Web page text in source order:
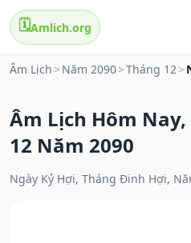
🗓️Amlich.org
Âm Lịch > Năm 2090>Tháng 12>
Âm Lịch Hôm
12 Năm 2090
Ngày Kỷ Hợi, Tháng Đinh Hợi,